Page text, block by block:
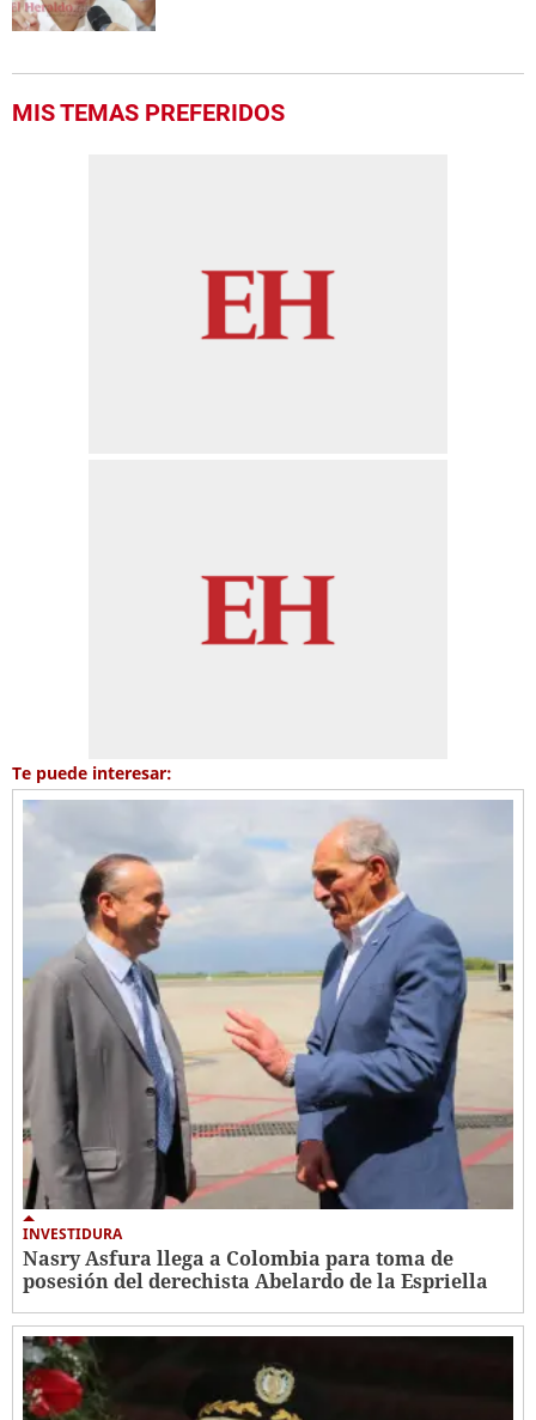
MIS TEMAS PREFERIDOS
Te puede interesar:
INVESTIDURA
Nasry Asfura llega a Colombia para toma de
posesión del derechista Abelardo de la Espriella